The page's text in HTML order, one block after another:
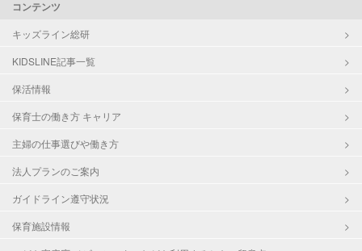
コンテンツ
キッズライン総研
KIDSLINE記事一覧
保活情報
保育士の働き方 キャリア
主婦の仕事選びや働き方
法人プランのご案内
ガイドライン遵守状況
保育施設情報